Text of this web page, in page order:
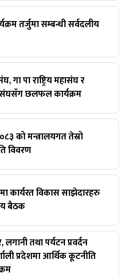
तर्जुमा सम्बन्धी सर्वदलीय
गा पा राष्ट्रिय महासंघ र
छलफल कार्यक्रम
को मन्त्रालयगत तेस्रो
विवरण
कार्यरत विकास साझेदारहरु
बैठक
लगानी तथा पर्यटन प्रवर्दन
प्रदेशमा आर्थिक कूटनीति